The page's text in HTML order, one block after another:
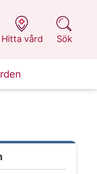
Hitta vård
på 1177.se
Sök
på 1177.se